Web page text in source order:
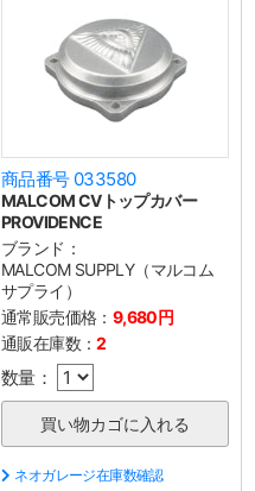
商品番号 033580
MALCOM CVトップカバー
PROVIDENCE
ブランド：
MALCOM SUPPLY（マルコム
サプライ）
通常販売価格： 9,680円
通販在庫数：2
数量：
ネオガレージ在庫数確認